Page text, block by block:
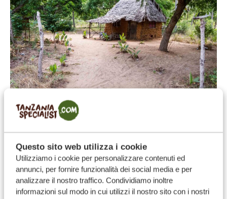
Questo sito web utilizza i cookie
Utilizziamo i cookie per personalizzare contenuti ed
annunci, per fornire funzionalità dei social media e per
analizzare il nostro traffico. Condividiamo inoltre
informazioni sul modo in cui utilizzi il nostro sito con i nostri
I Makonde
nella parte meridionale della Tanzania, in particolare
nella regione di Mtwara.
Sono famosi in tutto il mondo per l’abilità nell’intaglio
del legno e per le raffinate opere realizzate in ebano,